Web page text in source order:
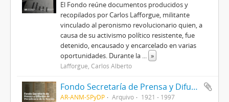
El Fondo reúne documentos producidos y
recopilados por Carlos Lafforgue, militante
vinculado al peronismo revolucionario quien, a
causa de su activismo político resistente, fue
detenido, encausado y encarcelado en varias
oportunidades. Durante la ... »
Lafforgue, Carlos Alberto
Fondo Secretaría de Prensa y Difusión de Presidencia
AR-ANM-SPyDP Arquivo 1921 - 1997